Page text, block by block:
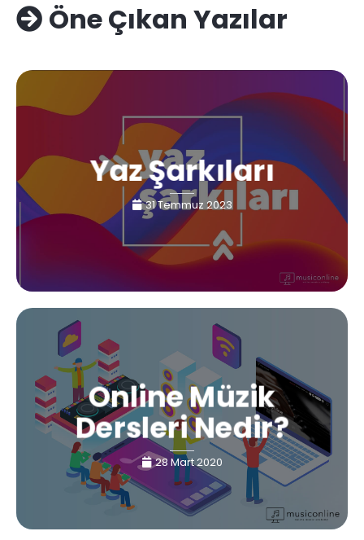
Öne Çıkan Yazılar
Yaz Şarkıları
31 Temmuz 2023
Online Müzik
Dersleri Nedir?
28 Mart 2020